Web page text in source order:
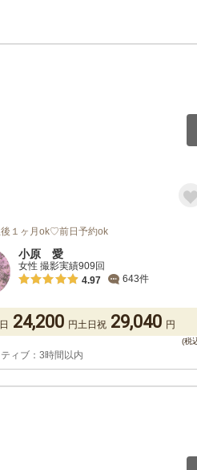
１ヶ月ok♡前日予約ok
小原 愛
女性 撮影実績909回
4.97
643件
24,200 円土日祝 29,040 円
ィブ：3時間以内